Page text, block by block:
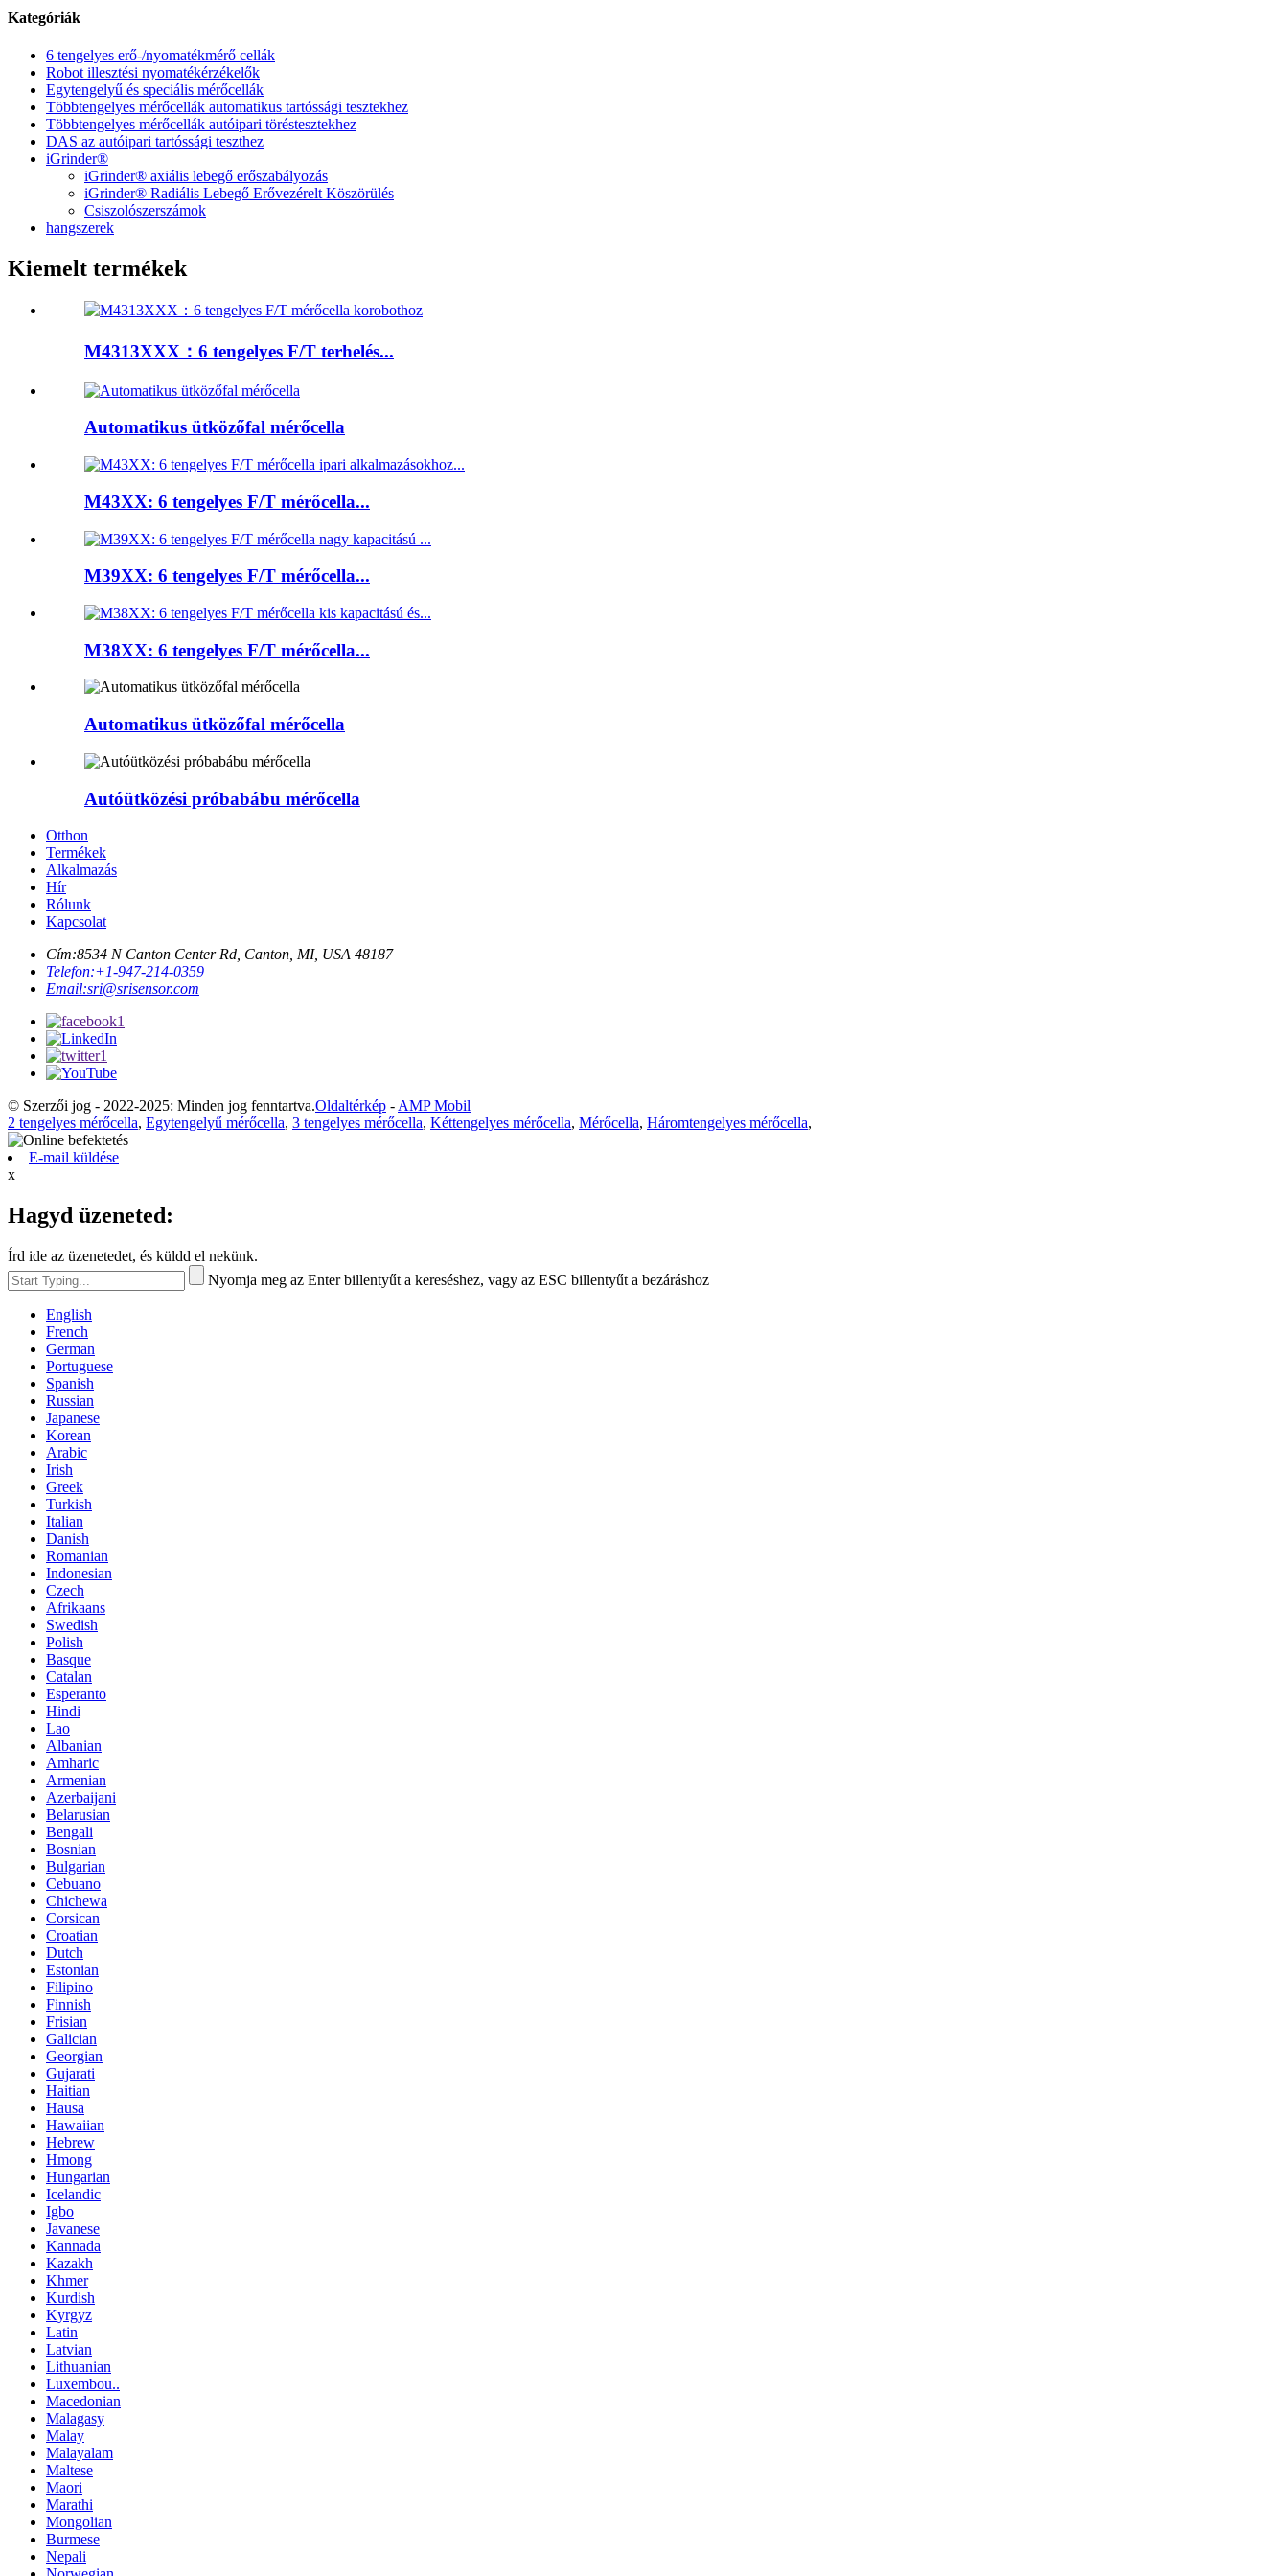
Kategóriák
6 tengelyes erő-/nyomatékmérő cellák
Robot illesztési nyomatékérzékelők
Egytengelyű és speciális mérőcellák
Többtengelyes mérőcellák automatikus tartóssági tesztekhez
Többtengelyes mérőcellák autóipari töréstesztekhez
DAS az autóipari tartóssági teszthez
iGrinder®
iGrinder® axiális lebegő erőszabályozás
iGrinder® Radiális Lebegő Erővezérelt Köszörülés
Csiszolószerszámok
hangszerek
Kiemelt termékek
M4313XXX：6 tengelyes F/T terhelés...
Automatikus ütközőfal mérőcella
M43XX: 6 tengelyes F/T mérőcella...
M39XX: 6 tengelyes F/T mérőcella...
M38XX: 6 tengelyes F/T mérőcella...
Automatikus ütközőfal mérőcella
Autóütközési próbabábu mérőcella
Otthon
Termékek
Alkalmazás
Hír
Rólunk
Kapcsolat
Cím:8534 N Canton Center Rd, Canton, MI, USA 48187
Telefon:+1-947-214-0359
Email:sri@srisensor.com
© Szerzői jog - 2022-2025: Minden jog fenntartva.Oldaltérkép - AMP Mobil
2 tengelyes mérőcella, Egytengelyű mérőcella, 3 tengelyes mérőcella, Kéttengelyes mérőcella, Mérőcella, Háromtengelyes mérőcella,
E-mail küldése
x
Hagyd üzeneted:
Írd ide az üzenetedet, és küldd el nekünk.
Nyomja meg az Enter billentyűt a kereséshez, vagy az ESC billentyűt a bezáráshoz
English
French
German
Portuguese
Spanish
Russian
Japanese
Korean
Arabic
Irish
Greek
Turkish
Italian
Danish
Romanian
Indonesian
Czech
Afrikaans
Swedish
Polish
Basque
Catalan
Esperanto
Hindi
Lao
Albanian
Amharic
Armenian
Azerbaijani
Belarusian
Bengali
Bosnian
Bulgarian
Cebuano
Chichewa
Corsican
Croatian
Dutch
Estonian
Filipino
Finnish
Frisian
Galician
Georgian
Gujarati
Haitian
Hausa
Hawaiian
Hebrew
Hmong
Hungarian
Icelandic
Igbo
Javanese
Kannada
Kazakh
Khmer
Kurdish
Kyrgyz
Latin
Latvian
Lithuanian
Luxembou..
Macedonian
Malagasy
Malay
Malayalam
Maltese
Maori
Marathi
Mongolian
Burmese
Nepali